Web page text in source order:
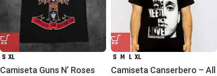
S XL
Camiseta Guns N’ Roses
S M L XL
Camiseta Canserbero – All